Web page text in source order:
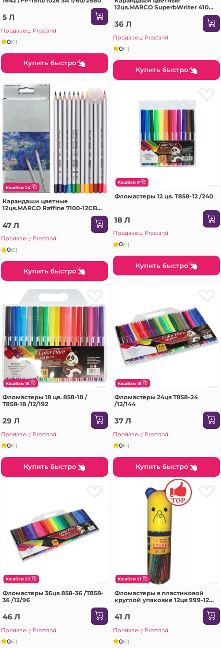
5 Л
Продавец: Prostand
0(0)
Купить быстро
12цв.MARCO SuperbWriter 4100-
36 Л
Продавец: Prostand
0(0)
Купить быстро
КэшБэк: 24
Карандаши цветные
12цв.MARCO Raffine 7100-12CB
47 Л
Продавец: Prostand
0(0)
Купить быстро
КэшБэк: 9
Фломастеры 12 цв. T858-12 /240
18 Л
Продавец: Prostand
0(0)
Купить быстро
КэшБэк: 15
Фломастеры 18 цв. 858-18 /
T858-18 /12/192
29 Л
Продавец: Prostand
0(0)
Купить быстро
КэшБэк: 19
Фломастеры 24цв T858-24
/12/144
37 Л
Продавец: Prostand
0(0)
Купить быстро
КэшБэк: 23
Фломастеры 36цв 858-36 /T858-
36 /12/96
46 Л
Продавец: Prostand
0(0)
КэшБэк: 21
Фломастеры в пластиковой
круглой упаковке 12цв 999-12
41 Л
Продавец: Prostand
0(0)